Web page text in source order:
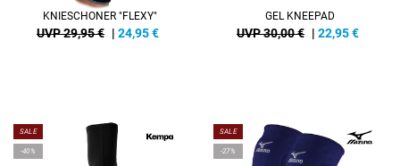
KNIESCHONER "FLEXY"
UVP 29,95 € | 24,95€
GEL KNEEPAD
UVP 30,00 € | 22,95€
SALE
-40%
SALE
-27%